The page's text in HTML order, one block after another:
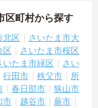
スが用意されている
められます】
独自の特別報酬制度
す。
、高いモチベーショ
区町村から探す
北区
さいたま市大
区
さいたま市桜区
いたま市緑区
さい
行田市 秩父市
所
春日部市
狭山市
市 越谷市
蕨市